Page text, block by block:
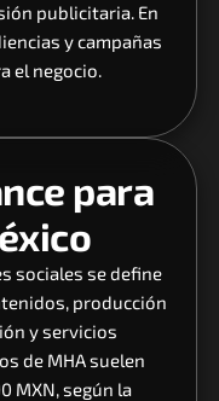
publicitaria. En
y campañas
el negocio.
para
sociales se define
producción
y servicios
de MHA suelen
MXN, según la